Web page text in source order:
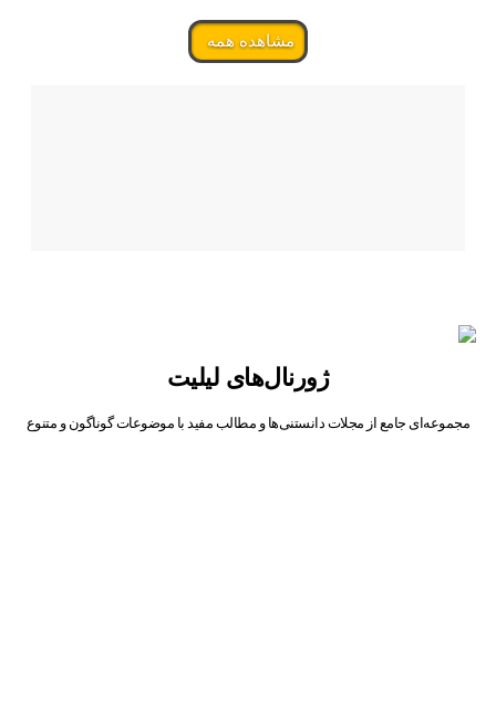
مشاهده همه
ژورنال‌های لیلیت
مجموعه‌ای جامع از مجلات دانستنی‌ها و مطالب مفید با موضوعات گوناگون و متنوع